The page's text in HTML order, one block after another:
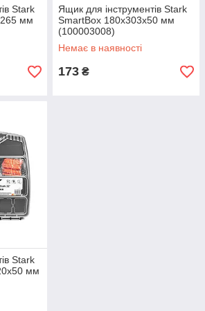
Stark
мм
Ящик для інструментів Stark
SmartBox 180x303x50 мм
(100003008)
Немає в наявності
173 ₴
Stark
мм